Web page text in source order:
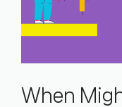
When